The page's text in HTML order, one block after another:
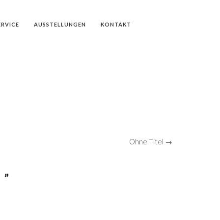
AUSSTELLUNGEN KONTAKT
Ohne Titel →